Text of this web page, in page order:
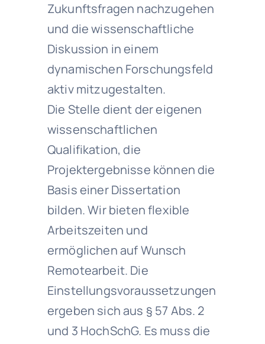
Zukunftsfragen nachzugehen
und die wissenschaftliche
Diskussion in einem
dynamischen Forschungsfeld
aktiv mitzugestalten.
Die Stelle dient der eigenen
wissenschaftlichen
Qualifikation, die
Projektergebnisse können die
Basis einer Dissertation
bilden. Wir bieten flexible
Arbeitszeiten und
ermöglichen auf Wunsch
Remotearbeit. Die
Einstellungsvoraussetzungen
ergeben sich aus § 57 Abs. 2
und 3 HochSchG. Es muss die